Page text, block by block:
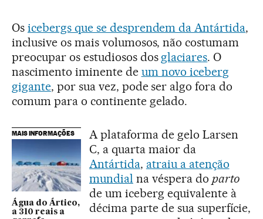
Os icebergs que se desprendem da Antártida,
inclusive os mais volumosos, não costumam
preocupar os estudiosos dos glaciares. O
nascimento iminente de um novo iceberg
gigante, por sua vez, pode ser algo fora do
comum para o continente gelado.
MAIS INFORMAÇÕES
Água do Ártico,
a 310 reais a
A plataforma de gelo Larsen
C, a quarta maior da
Antártida, atraiu a atenção
mundial na véspera do parto
de um iceberg equivalente à
décima parte de sua superfície,